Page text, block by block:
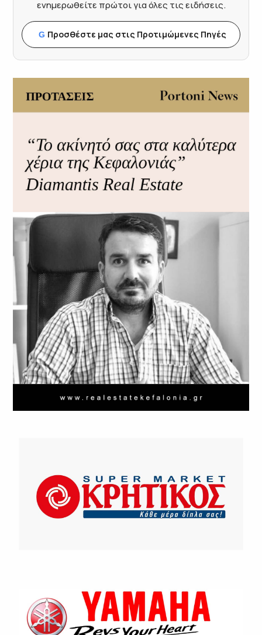
ενημερωθείτε πρώτοι για όλες τις ειδήσεις.
G Προσθέστε μας στις Προτιμώμενες Πηγές